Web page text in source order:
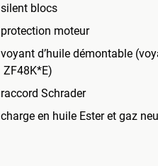
silent blocs
protection moteur
voyant d’huile démontable
ZF48K*E)
raccord Schrader
charge en huile Ester et gaz